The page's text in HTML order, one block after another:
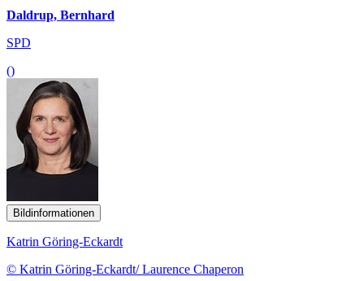
Daldrup, Bernhard
SPD
()
Bildinformationen
Katrin Göring-Eckardt
© Katrin Göring-Eckardt/ Laurence Chaperon